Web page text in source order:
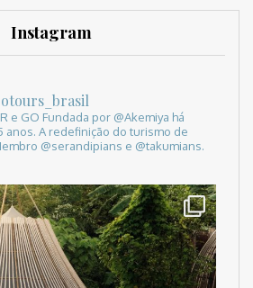
Instagram
e GO Fundada por @Akemiya há
anos. A redefinição do turismo de
@serandipians e @takumians.